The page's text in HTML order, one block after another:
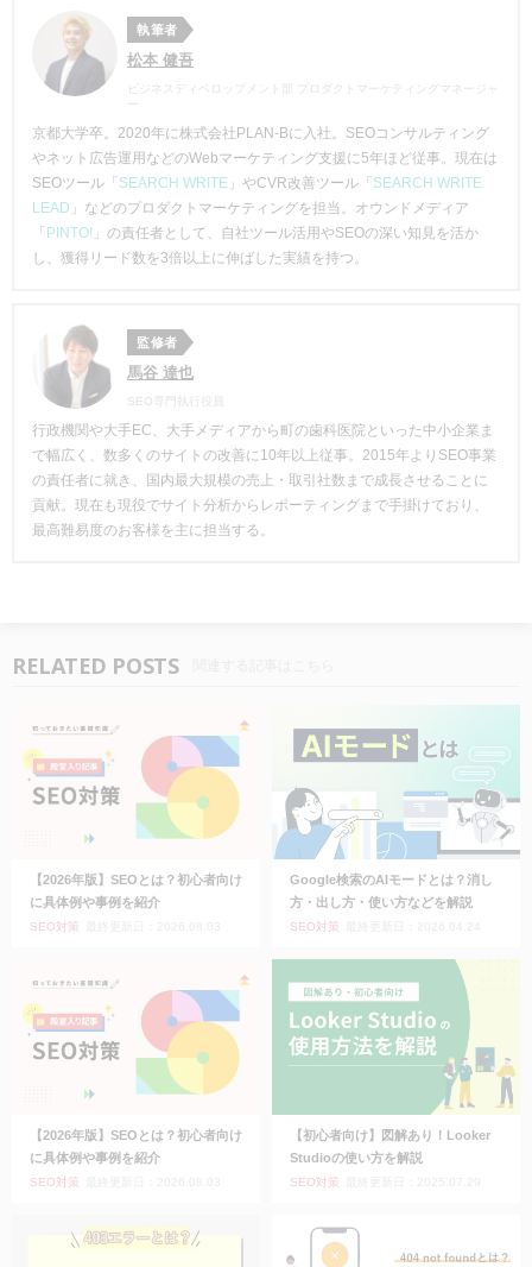
執筆者
松本 健吾
ビジネスディベロップメント部 プロダクトマーケティングマネージャ
京都大学卒。2020年に株式会社PLAN-Bに入社。SEOコンサルティング
やネット広告運用などのWebマーケティング支援に5年ほど従事。現在は
SEOツール「SEARCH WRITE 」やCVR改善ツール「SEARCH WRITE
LEAD 」などのプロダクトマーケティングを担当。オウンドメディア
「PINTO! 」の責任者として、自社ツール活用やSEOの深い知見を活か
し、獲得リード数を3倍以上に伸ばした実績を持つ。
監修者
馬谷 達也
SEO専門執行役員
行政機関や大手EC、大手メディアから町の歯科医院といった中小企業ま
で幅広く、数多くのサイトの改善に10年以上従事。2015年よりSEO事業
の責任者に就き、国内最大規模の売上・取引社数まで成長させることに
貢献。現在も現役でサイト分析からレポーティングまで手掛けており、
最高難易度のお客様を主に担当する。
RELATED POSTS
【2026年版】SEOとは？初心者向け
に具体例や事例を紹介
SEO対策
Google検索のAIモードとは？消し
方・出し方・使い方などを解説
SEO対策
【2026年版】SEOとは？初心者向け
に具体例や事例を紹介
SEO対策
【初心者向け】図解あり！Looker
Studioの使い方を解説
SEO対策